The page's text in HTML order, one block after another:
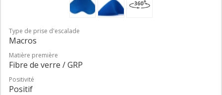
Type de prise d'escalade
Macros
Matière première
Fibre de verre / GRP
Positivité
Positif